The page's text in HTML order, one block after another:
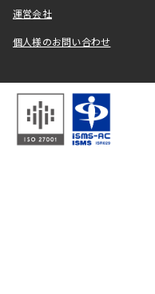
運営会社
個人様のお問い合わせ